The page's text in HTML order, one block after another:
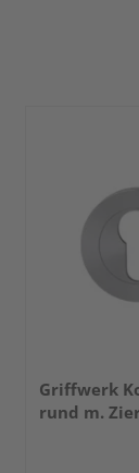
Griffwerk
rund m.